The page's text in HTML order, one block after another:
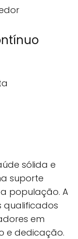
sólida e
suporte
população. A
qualificados
em
e dedicação.